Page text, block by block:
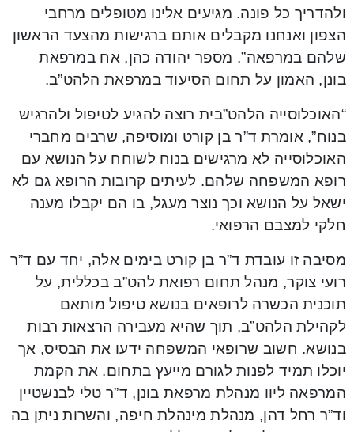
ולהדריך כל פונה. מגיעים אלינו מטופלים מרחבי
הצפון ואנחנו מקבלים אותם ברגישות מהצעד הראשון
שלהם במרפאה”. מספר יהודה כהן, אח במרפאת
בונן, האמון על תחום הסיעוד במרפאת הלהט”ב.
“האוכלוסייה הלהט”בית רוצה להגיע לטיפול ולהרגיש
בנוח”, אומרת ד”ר בן קורט ומוסיפה, שרבים מחברי
האוכלוסייה לא מרגישים בנוח לשוחח על הנושא עם
רופא המשפחה שלהם. לעיתים קרובות הרופא גם לא
ישאל על הנושא וכך נוצר מעגל, בו הם יקבלו מענה
חלקי למצבם הרפואי.
מסיבה זו עובדת ד”ר בן קורט בימים אלה, יחד עם ד”ר
רועי צוקר, מנהל תחום רפואת להט”ב בכללית, על
תוכנית הכשרה לרופאים בנושא טיפול מותאם
לקהילת הלהט”ב, תוך שהיא מעבירה הרצאות רבות
בנושא. חשוב שרופאי המשפחה ידעו את הבסיס, אך
יוכלו תמיד לפנות לגורם מייעץ בתחום. את הקמת
המרפאה ליוו מנהלת מרפאת בונן, ד”ר טלי לבנשטיין
וד”ר רחל דהן, מנהלת מינהלת חיפה, והשרות ניתן בה